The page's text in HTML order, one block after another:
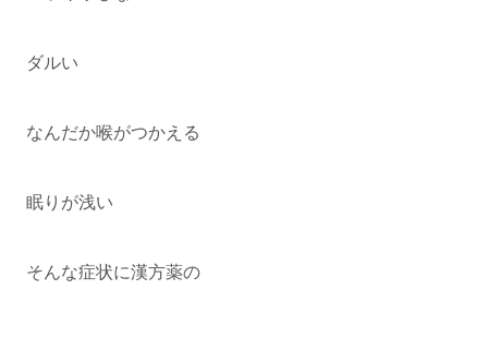
ダルい
なんだか喉がつかえる
眠りが浅い
そんな症状に漢方薬の